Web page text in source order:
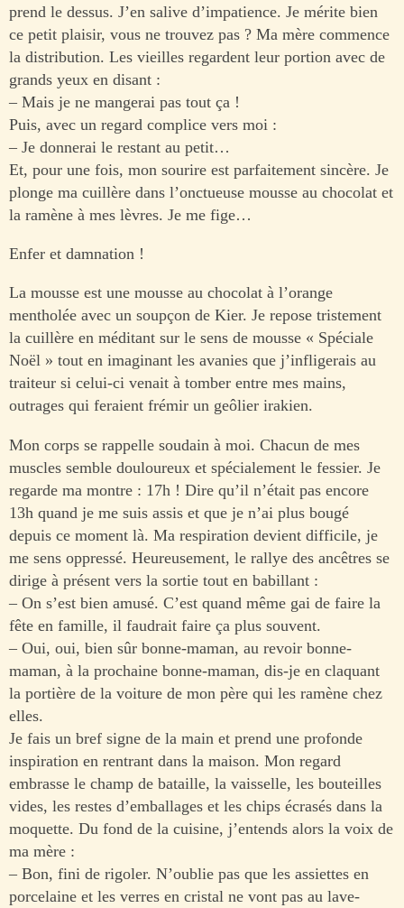
prend le dessus. J’en salive d’impatience. Je mérite bien
ce petit plaisir, vous ne trouvez pas ? Ma mère commence
la distribution. Les vieilles regardent leur portion avec de
grands yeux en disant :
– Mais je ne mangerai pas tout ça !
Puis, avec un regard complice vers moi :
– Je donnerai le restant au petit…
Et, pour une fois, mon sourire est parfaitement sincère. Je
plonge ma cuillère dans l’onctueuse mousse au chocolat et
la ramène à mes lèvres. Je me fige…
Enfer et damnation !
La mousse est une mousse au chocolat à l’orange
mentholée avec un soupçon de Kier. Je repose tristement
la cuillère en méditant sur le sens de mousse « Spéciale
Noël » tout en imaginant les avanies que j’infligerais au
traiteur si celui-ci venait à tomber entre mes mains,
outrages qui feraient frémir un geôlier irakien.
Mon corps se rappelle soudain à moi. Chacun de mes
muscles semble douloureux et spécialement le fessier. Je
regarde ma montre : 17h ! Dire qu’il n’était pas encore
13h quand je me suis assis et que je n’ai plus bougé
depuis ce moment là. Ma respiration devient difficile, je
me sens oppressé. Heureusement, le rallye des ancêtres se
dirige à présent vers la sortie tout en babillant :
– On s’est bien amusé. C’est quand même gai de faire la
fête en famille, il faudrait faire ça plus souvent.
– Oui, oui, bien sûr bonne-maman, au revoir bonne-
maman, à la prochaine bonne-maman, dis-je en claquant
la portière de la voiture de mon père qui les ramène chez
elles.
Je fais un bref signe de la main et prend une profonde
inspiration en rentrant dans la maison. Mon regard
embrasse le champ de bataille, la vaisselle, les bouteilles
vides, les restes d’emballages et les chips écrasés dans la
moquette. Du fond de la cuisine, j’entends alors la voix de
ma mère :
– Bon, fini de rigoler. N’oublie pas que les assiettes en
porcelaine et les verres en cristal ne vont pas au lave-